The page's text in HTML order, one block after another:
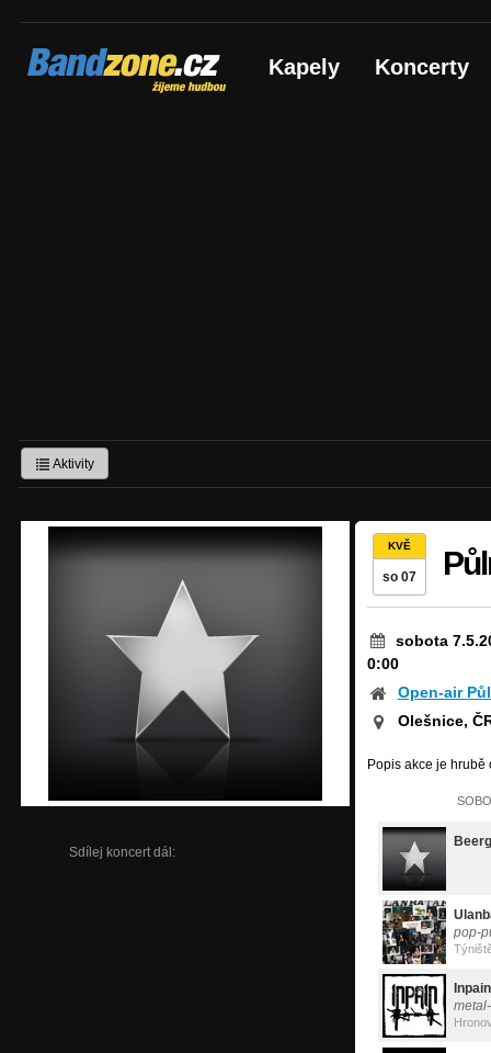
Bandzone.cz
žijeme hudbou Kapely Koncerty
Aktivity
Sdílej koncert dál:
KVĚ
so 07
sobota
0:00
Open-air
Olešnice,
Popis akce je hrubě
pop-
Inpain